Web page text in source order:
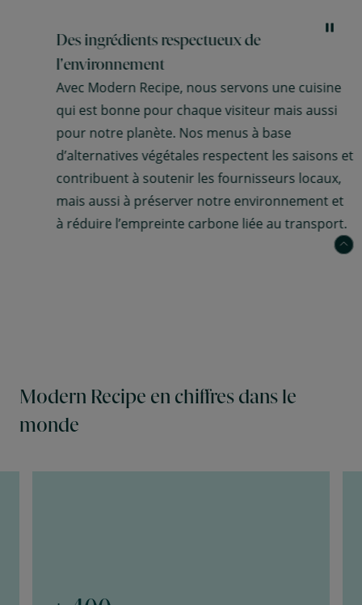
Des ingrédients respectueux de
l'environnement
Avec Modern Recipe, nous servons une cuisine
qui est bonne pour chaque visiteur mais aussi
pour notre planète. Nos menus à base
d’alternatives végétales respectent les saisons et
contribuent à soutenir les fournisseurs locaux,
mais aussi à préserver notre environnement et
à réduire l’empreinte carbone liée au transport.
Modern Recipe en chiffres dans le
monde